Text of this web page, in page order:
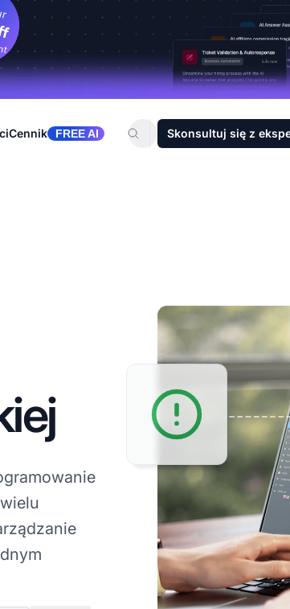
Cennik FREE AI Skonsultuj się z